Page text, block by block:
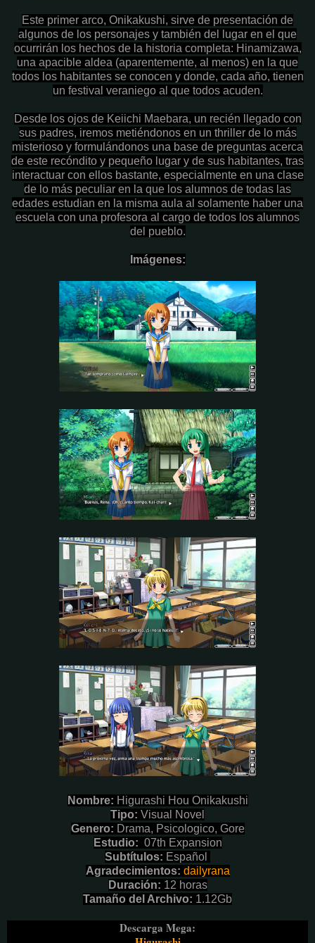
Este primer arco, Onikakushi, sirve de presentación de
algunos de los personajes y también del lugar en el que
ocurrirán los hechos de la historia completa: Hinamizawa,
una apacible aldea (aparentemente, al menos) en la que
todos los habitantes se conocen y donde, cada año, tienen
un festival veraniego al que todos acuden.
Desde los ojos de Keiichi Maebara, un recién llegado con
sus padres, iremos metiéndonos en un thriller de lo más
misterioso y formulándonos una base de preguntas acerca
de este recóndito y pequeño lugar y de sus habitantes, tras
interactuar con ellos bastante, especialmente en una clase
de lo más peculiar en la que los alumnos de todas las
edades estudian en la misma aula al solamente haber una
escuela con una profesora al cargo de todos los alumnos
del pueblo.
Imágenes:
Nombre: Higurashi Hou Onikakushi
Tipo: Visual Novel
Genero: Drama, Psicologico, Gore
Estudio: 07th Expansion
Subtítulos: Español
Agradecimientos: dailyrana
Duración: 12 horas
Tamaño del Archivo: 1.12Gb
Descarga Mega: